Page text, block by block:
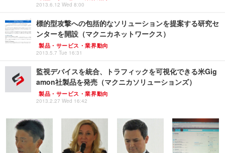
2013.6.12 Wed 8:00
標的型攻撃への包括的なソリューションを提案する研究セ
ンターを開設（マクニカネットワークス）
製品・サービス・業界動向
2013.5.7 Tue 16:31
監視デバイスを統合、トラフィックを可視化できる米Gig
amon社製品を発売（マクニカソリューションズ）
製品・サービス・業界動向
2013.2.27 Wed 16:42